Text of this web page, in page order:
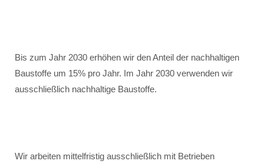
Bis zum Jahr 2030 erhöhen wir den Anteil der nachhaltigen
Baustoffe um 15% pro Jahr. Im Jahr 2030 verwenden wir
ausschließlich nachhaltige Baustoffe.
Wir arbeiten mittelfristig ausschließlich mit Betrieben